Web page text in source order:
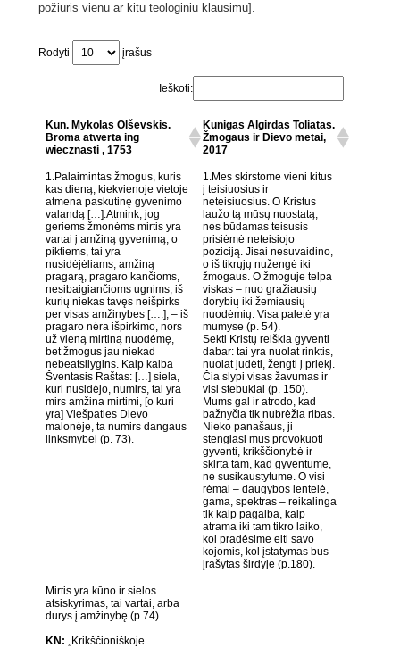
požiūris vienu ar kitu teologiniu klausimu].
Rodyti įrašus
Ieškoti:
Kun. Mykolas Olševskis.
Broma atwerta ing
wiecznasti , 1753
Kunigas Algirdas Toliatas.
Žmogaus ir Dievo metai,
2017
1.Palaimintas žmogus, kuris
kas dieną, kiekvienoje vietoje
atmena paskutinę gyvenimo
valandą […].Atmink, jog
geriems žmonėms mirtis yra
vartai į amžiną gyvenimą, o
piktiems, tai yra
nusidėjėliams, amžiną
pragarą, pragaro kančioms,
nesibaigiančioms ugnims, iš
kurių niekas tavęs neišpirks
per visas amžinybes [….], – iš
pragaro nėra išpirkimo, nors
už vieną mirtiną nuodėmę,
bet žmogus jau niekad
nebeatsilygins. Kaip kalba
Šventasis Raštas: […] siela,
kuri nusidėjo, numirs, tai yra
mirs amžina mirtimi, [o kuri
yra] Viešpaties Dievo
malonėje, ta numirs dangaus
linksmybei (p. 73).
1.Mes skirstome vieni kitus
į teisiuosius ir
neteisiuosius. O Kristus
laužo tą mūsų nuostatą,
nes būdamas teisusis
prisiėmė neteisiojo
poziciją. Jisai nesuvaidino,
o iš tikrųjų nužengė iki
žmogaus. O žmoguje telpa
viskas – nuo gražiausių
dorybių iki žemiausių
nuodėmių. Visa paletė yra
mumyse (p. 54).
Sekti Kristų reiškia gyventi
dabar: tai yra nuolat rinktis,
nuolat judėti, žengti į priekį.
Čia slypi visas žavumas ir
visi stebuklai (p. 150).
Mums gal ir atrodo, kad
bažnyčia tik nubrėžia ribas.
Nieko panašaus, ji
stengiasi mus provokuoti
gyventi, krikščionybė ir
skirta tam, kad gyventume,
ne susikaustytume. O visi
rėmai – daugybos lentelė,
gama, spektras – reikalinga
tik kaip pagalba, kaip
atrama iki tam tikro laiko,
kol pradėsime eiti savo
kojomis, kol įstatymas bus
įrašytas širdyje (p.180).
Mirtis yra kūno ir sielos
atsiskyrimas, tai vartai, arba
durys į amžinybę (p.74).
KN: „Krikščioniškoje